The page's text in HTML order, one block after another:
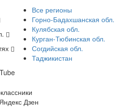
Все регионы
Горно-Бадахшанская обл.
Кулябская обл.
Курган-Тюбинская обл.
Согдийская обл.
Таджикистан
Дзен